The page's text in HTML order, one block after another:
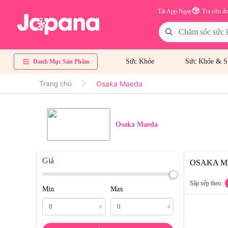
Tra cứu
Tải App Ngay
Danh Mục Sản Phẩm Sức Khỏe Sức Khỏe &
Trang chủ Osaka Maeda
Osaka Maeda
Giá
Min
đ
Max
đ
OSAKA
Sắp xếp theo: